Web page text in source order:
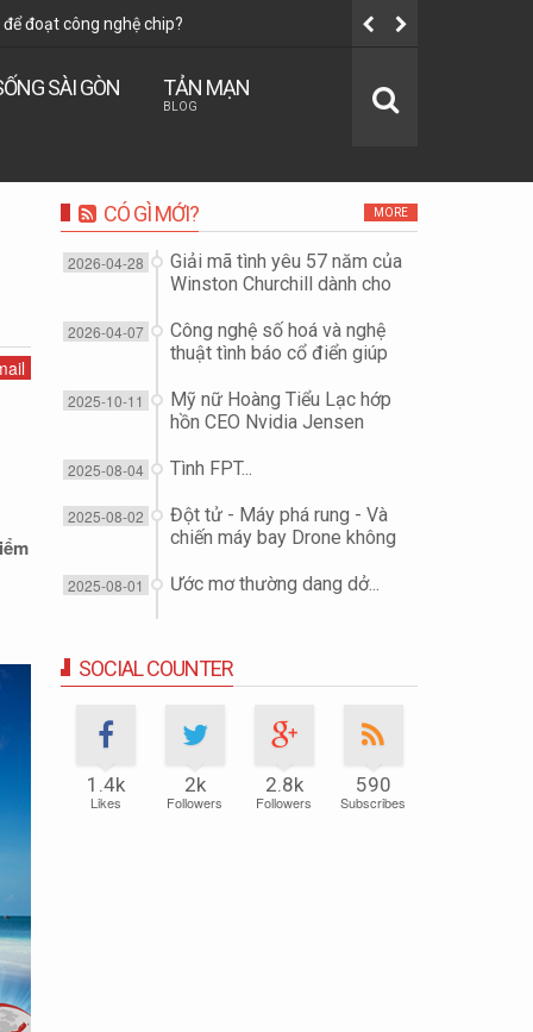
đoạt công nghệ chip?
SÀI GÒN TẢN MẠN
BLOG
CÓ GÌ MỚI? MORE
Giải mã tình yêu 57 năm của
Winston Churchill dành cho
2026-04-28
Công nghệ số hoá và nghệ
thuật tình báo cổ điển giúp
15E" như thế nào?
2026-04-07
Mỹ nữ Hoàng Tiểu Lạc hớp
hồn CEO Nvidia Jensen
chip?
2025-10-11
Tình FPT...
2025-08-04
Đột tử - Máy phá rung - Và
chiến máy bay Drone không
2025-08-02
Ước mơ thường dang dở...
2025-08-01
SOCIAL COUNTER
1.4k
Likes
2k
Followers
2.8k
Followers
590
Subscribes